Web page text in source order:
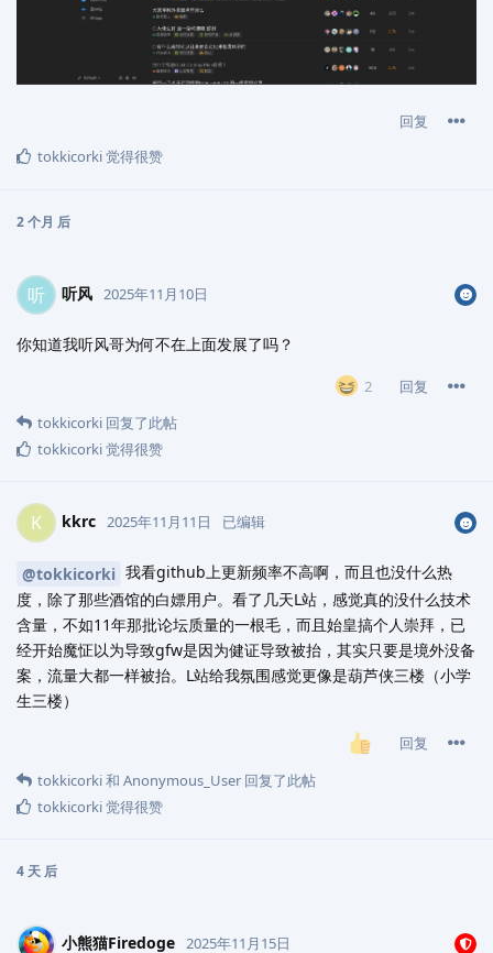
回复
tokkicorki觉得很赞
2 个月 后
听 听风 2025年11月10日
你知道我听风哥为何不在上面发展了吗？
2
回复
tokkicorki 回复了此帖
tokkicorki觉得很赞
K kkrc 2025年11月11日 已编辑
@tokkicorki 我看github上更新频率不高啊，而且也没什么热
度，除了那些酒馆的白嫖用户。看了几天L站，感觉真的没什么技术
含量，不如11年那批论坛质量的一根毛，而且始皇搞个人崇拜，已
经开始魔怔以为导致gfw是因为健证导致被抬，其实只要是境外没备
案，流量大都一样被抬。L站给我氛围感觉更像是葫芦侠三楼（小学
生三楼）
回复
tokkicorki和 Anonymous_User 回复了此帖
tokkicorki觉得很赞
4 天 后
小熊猫Firedoge 2025年11月15日